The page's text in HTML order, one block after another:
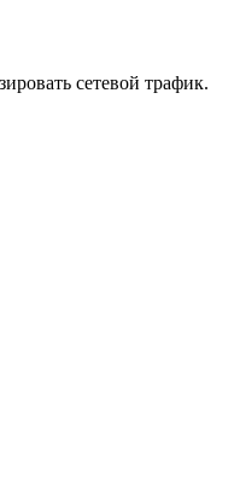
сетевой трафик.